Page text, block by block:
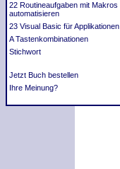
22 Routineaufgaben mit Makros
automatisieren
23 Visual Basic für Applikationen
A Tastenkombinationen
Stichwort
Jetzt Buch bestellen
Ihre Meinung?